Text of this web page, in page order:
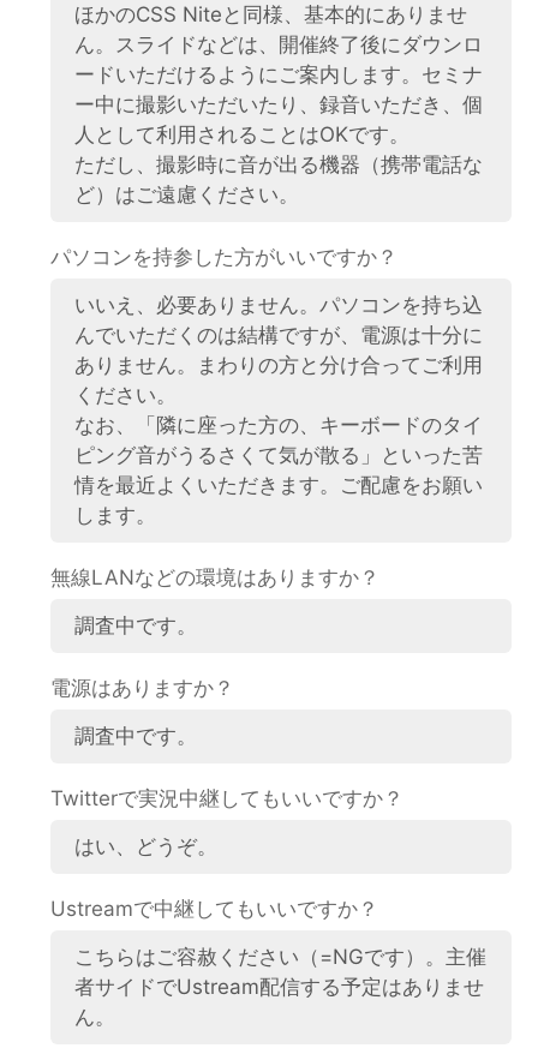
ほかのCSS Niteと同様、基本的にありませ
ん。スライドなどは、開催終了後にダウンロ
ードいただけるようにご案内します。セミナ
ー中に撮影いただいたり、録音いただき、個
人として利用されることはOKです。
ただし、撮影時に音が出る機器（携帯電話な
ど）はご遠慮ください。
パソコンを持参した方がいいですか？
いいえ、必要ありません。パソコンを持ち込
んでいただくのは結構ですが、電源は十分に
ありません。まわりの方と分け合ってご利用
ください。
なお、「隣に座った方の、キーボードのタイ
ピング音がうるさくて気が散る」といった苦
情を最近よくいただきます。ご配慮をお願い
します。
無線LANなどの環境はありますか？
調査中です。
電源はありますか？
調査中です。
Twitterで実況中継してもいいですか？
はい、どうぞ。
Ustreamで中継してもいいですか？
こちらはご容赦ください（=NGです）。主催
者サイドでUstream配信する予定はありませ
ん。